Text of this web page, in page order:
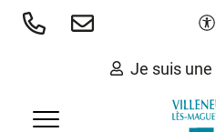
Aller
Je suis